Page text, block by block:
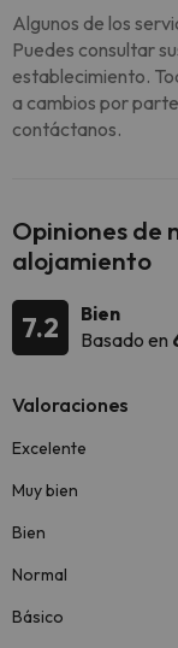
Algunos de los
Puedes consultar
establecimiento.
a cambios por
contáctanos.
Opiniones de
alojamiento
7.2
Bien
Basado en